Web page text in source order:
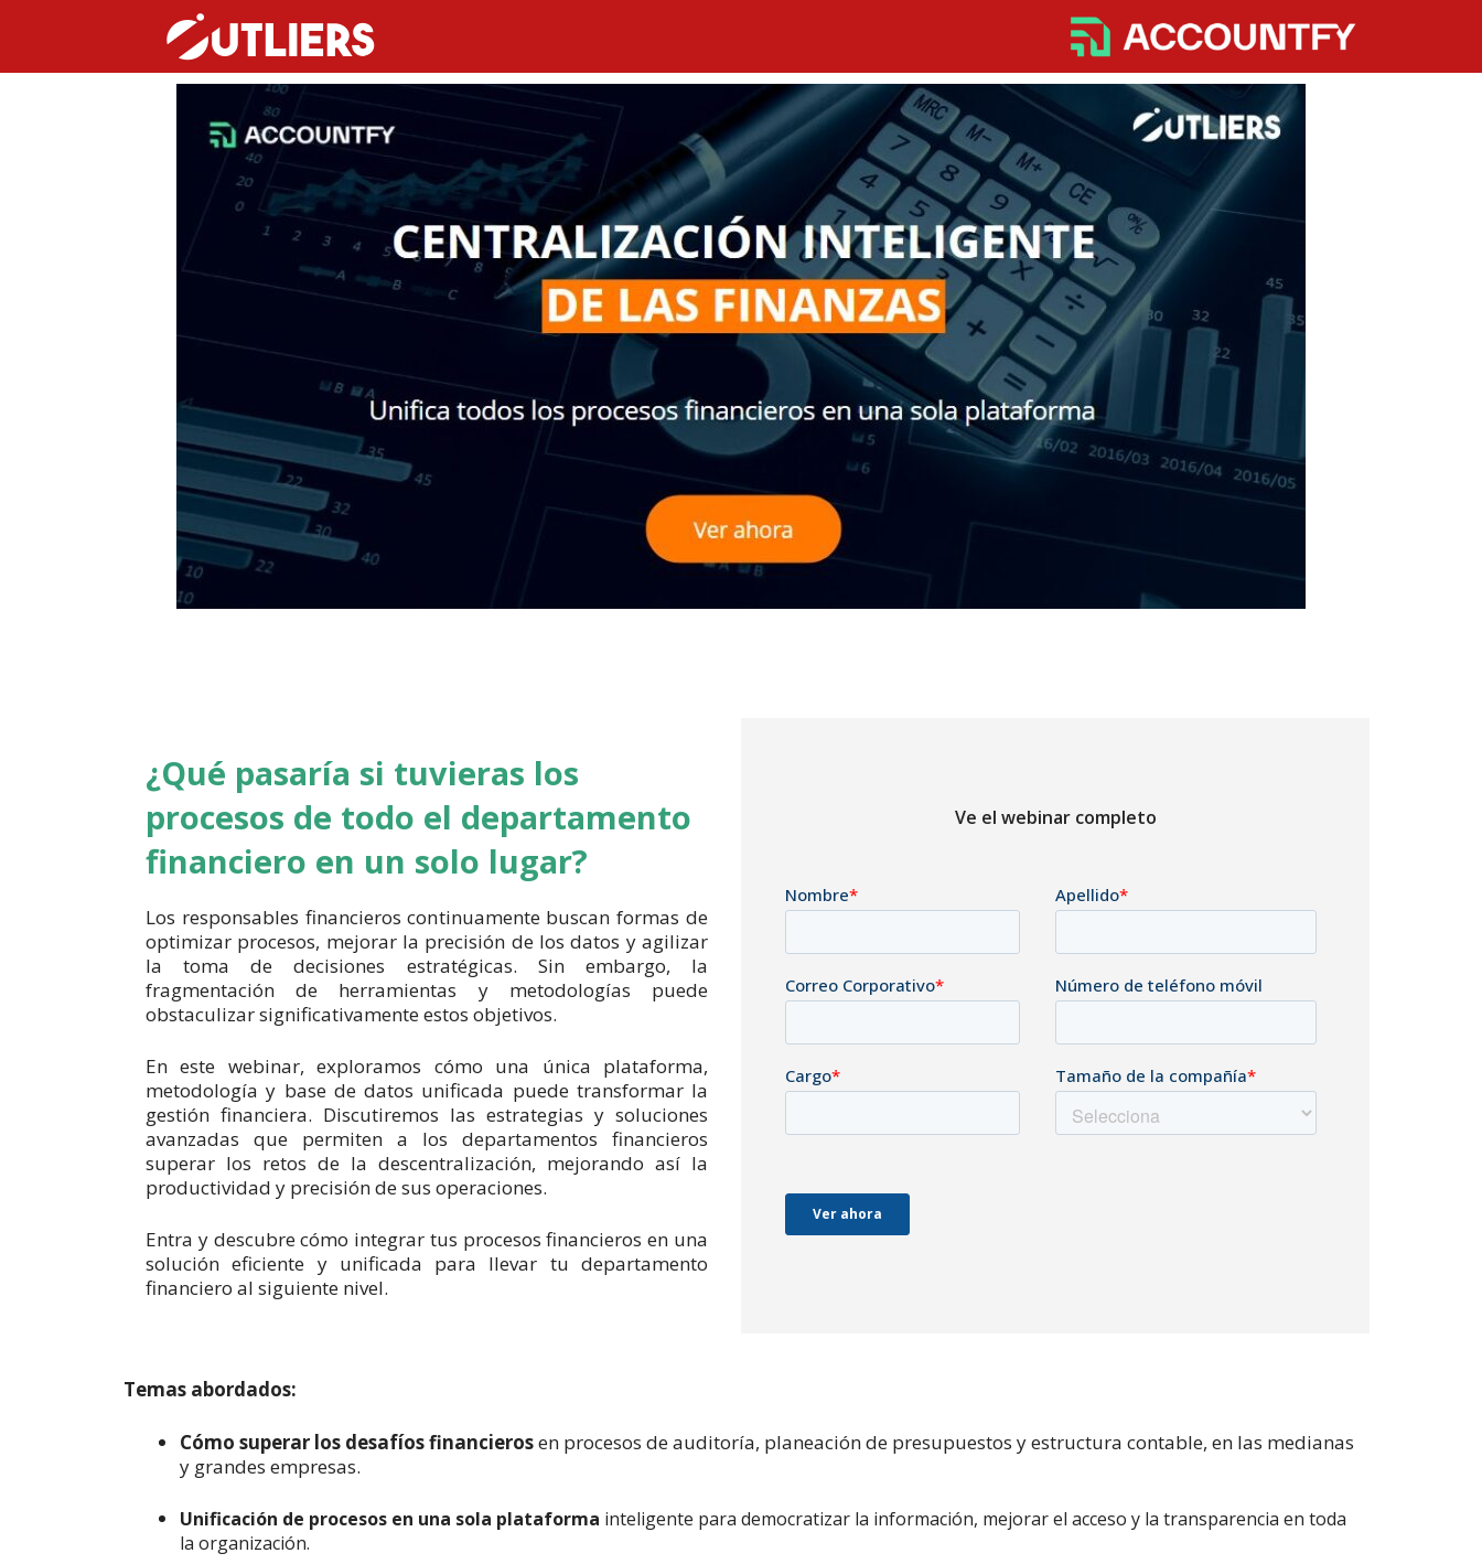
¿Qué pasaría si tuvieras los
procesos de todo el departamento
financiero en un solo lugar?
Los responsables financieros continuamente buscan formas de
optimizar procesos, mejorar la precisión de los datos y agilizar
la toma de decisiones estratégicas. Sin embargo, la
fragmentación de herramientas y metodologías puede
obstaculizar significativamente estos objetivos.
En este webinar, exploramos cómo una única plataforma,
metodología y base de datos unificada puede transformar la
gestión financiera. Discutiremos las estrategias y soluciones
avanzadas que permiten a los departamentos financieros
superar los retos de la descentralización, mejorando así la
productividad y precisión de sus operaciones.
Entra y descubre cómo integrar tus procesos financieros en una
solución eficiente y unificada para llevar tu departamento
financiero al siguiente nivel.
Ve el webinar completo
Temas abordados:
Cómo superar los desafíos financierosen procesos de auditoría, planeación de presupuestos y estructura contable, en las medianas
y grandes empresas.
Unificación de procesos en una sola plataforma inteligente para democratizar la información, mejorar el acceso y la transparencia en toda
la organización.